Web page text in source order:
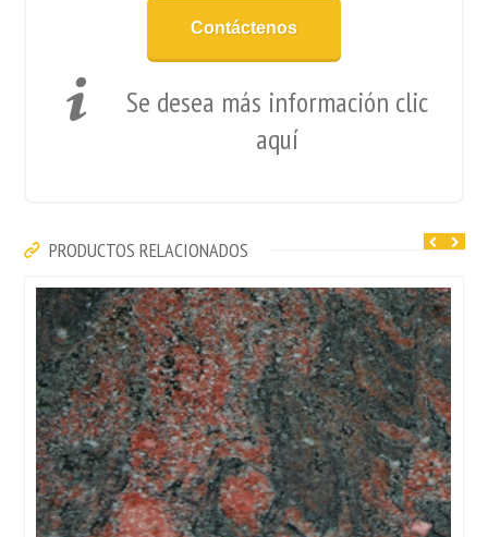
Contáctenos
Se desea más información clic
aquí
PRODUCTOS RELACIONADOS